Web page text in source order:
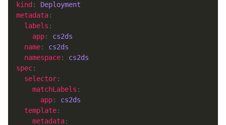
kind : Deployment
metadata
labels
app: cs2ds
name: cs2ds
namespace: cs2ds
spec
selector
matchLabels
app: cs2ds
template
metadata